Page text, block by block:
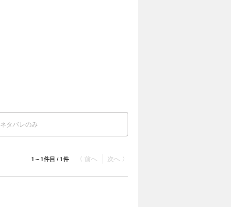
ネタバレのみ
次へ 〉
〈 前へ
1～1件目 / 1件